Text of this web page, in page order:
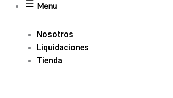
Menu
Nosotros
Liquidaciones
Tienda